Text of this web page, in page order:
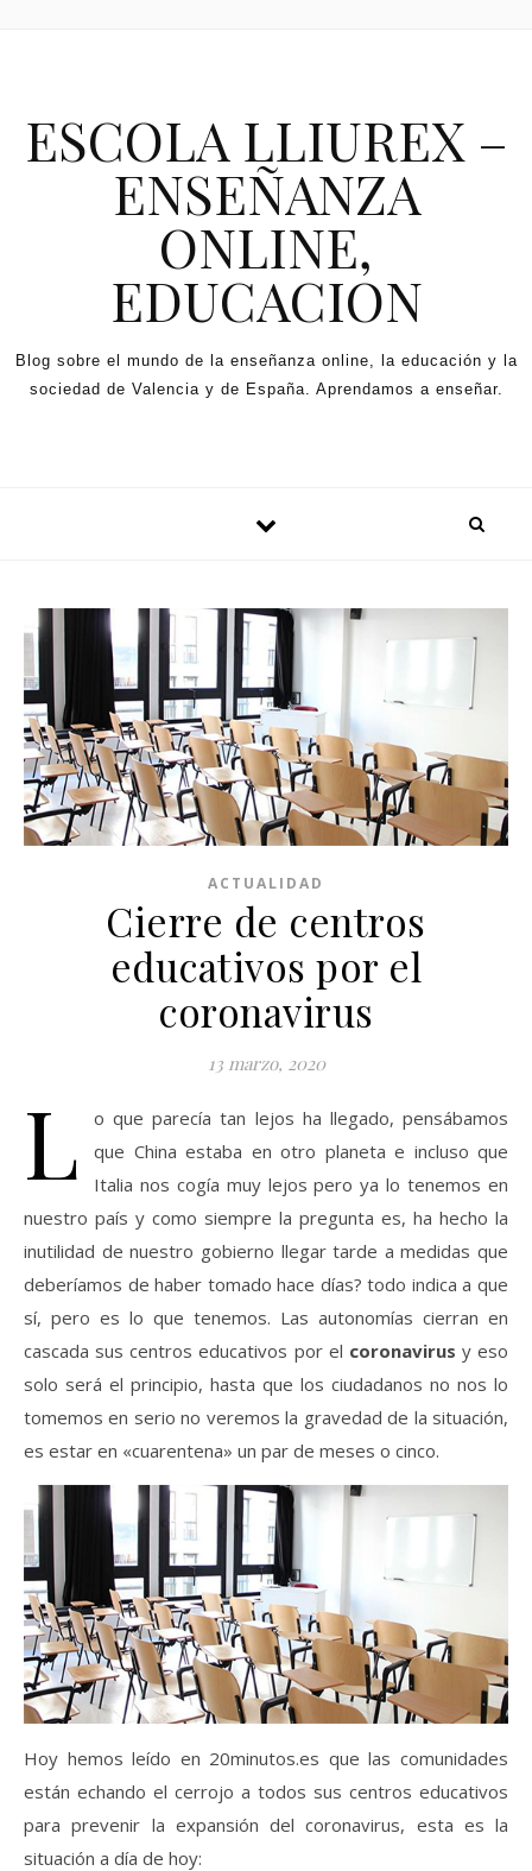
ESCOLA LLIUREX –
ENSEÑANZA
ONLINE,
EDUCACION
Blog sobre el mundo de la enseñanza online, la educación y la
sociedad de Valencia y de España. Aprendamos a enseñar.
ACTUALIDAD
Cierre de centros
educativos por el
coronavirus
13 marzo, 2020
L
o que parecía tan lejos ha llegado, pensábamos
que China estaba en otro planeta e incluso que
Italia nos cogía muy lejos pero ya lo tenemos en
nuestro país y como siempre la pregunta es, ha hecho la
inutilidad de nuestro gobierno llegar tarde a medidas que
deberíamos de haber tomado hace días? todo indica a que
sí, pero es lo que tenemos. Las autonomías cierran en
cascada sus centros educativos por el coronavirus y eso
solo será el principio, hasta que los ciudadanos no nos lo
tomemos en serio no veremos la gravedad de la situación,
es estar en «cuarentena» un par de meses o cinco.
Hoy hemos leído en 20minutos.es que las comunidades
están echando el cerrojo a todos sus centros educativos
para prevenir la expansión del coronavirus, esta es la
situación a día de hoy: